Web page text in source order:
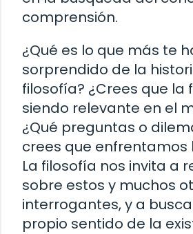
comprensión.
¿Qué es lo que más te
sorprendido de la
filosofía? ¿Crees que la
siendo relevante en el
¿Qué preguntas o
crees que enfrentamos
La filosofía nos invita a
sobre estos y muchos
interrogantes, y a
propio sentido de la